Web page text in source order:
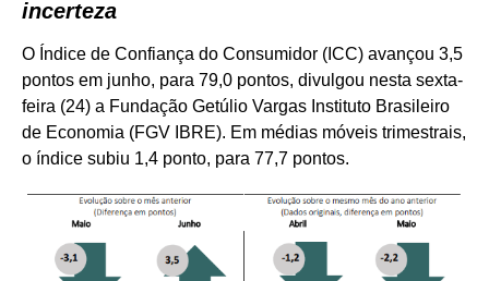
incerteza
O Índice de Confiança do Consumidor (ICC) avançou 3,5
pontos em junho, para 79,0 pontos, divulgou nesta sexta-
feira (24) a Fundação Getúlio Vargas Instituto Brasileiro
de Economia (FGV IBRE). Em médias móveis trimestrais,
o índice subiu 1,4 ponto, para 77,7 pontos.